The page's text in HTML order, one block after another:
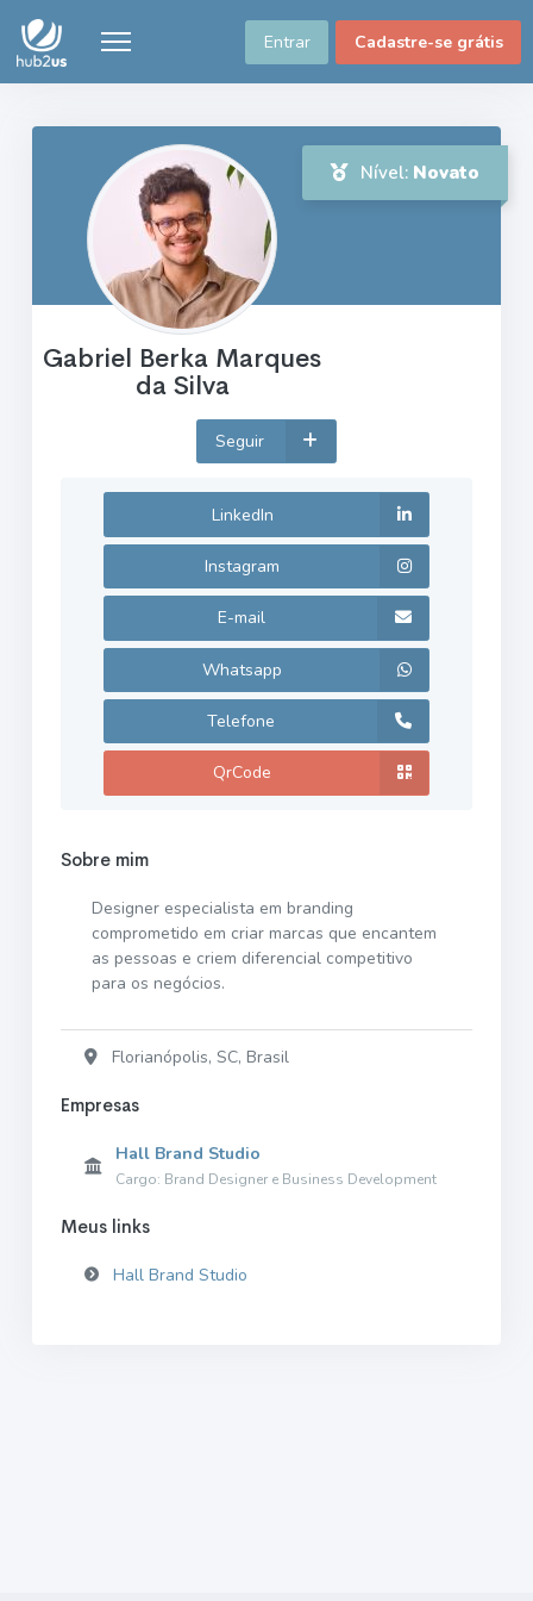
Entrar Cadastre-se grátis
Nível: Novato
Gabriel Berka Marques
da Silva
Seguir
LinkedIn
Instagram
E-mail
Whatsapp
Telefone
QrCode
Sobre mim
Designer especialista em branding
comprometido em criar marcas que encantem
as pessoas e criem diferencial competitivo
para os negócios.
Florianópolis, SC, Brasil
Empresas
Hall Brand Studio
Cargo: Brand Designer e Business Development
Meus links
Hall Brand Studio